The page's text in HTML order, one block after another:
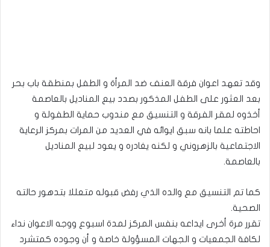
وقد تعهد اعوان فرقة العنف ضد المرأة و الطفل بمنطقة باب بحر
بعد العثور على الطفل المذكور بصدد بيع المناديل بالعاصمة
أخذوه لمقر الفرقة و التنسيق مع مندوب حماية الطفولة و
احاطته علما بانه سبق ايوائه في العديد من المرات بمركز الرعاية
الاجتماعية بالزهروني و لكنه يغادره و يعود لبيع المناديل
بالعاصمة.
كما تم التنسيق مع والده الذي رفض قبوله متعللا بتدهور حالته
الصحية.
تقرر مرة أخرى ايداعه بنفس المركز لمدة اسبوع ووجه الاعوان نداء
لكافة الجمعيات و الجهات المسؤولة خاصة و أن وجوده كمتشرد